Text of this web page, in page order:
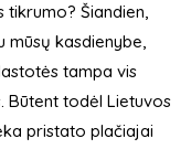
Šiandien,
mūsų kasdienybe,
tampa vis
Būtent todėl Lietuvos
pristato plačiajai